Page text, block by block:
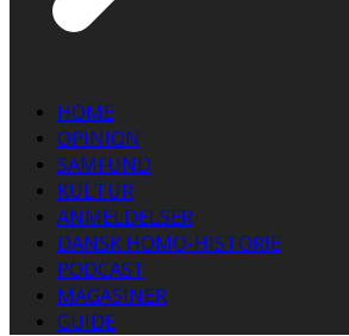
HOME
OPINION
SAMFUND
KULTUR
ANMELDELSER
DANSK HOMO-HISTORIE
PODCAST
MAGASINER
GUIDE